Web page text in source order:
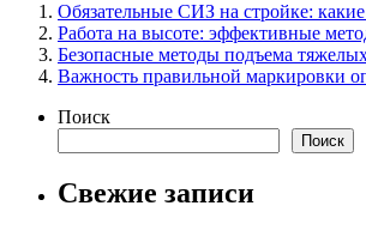
Обязательные СИЗ на стройке:
Работа на высоте: эффективные
Безопасные методы подъема
Важность правильной маркировки
Поиск
Поиск
Свежие записи